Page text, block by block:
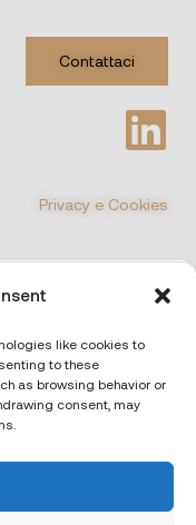
like cookies to
to these
as browsing behavior or
consent, may
Contattaci
Privacy e Cookies
– REA RM